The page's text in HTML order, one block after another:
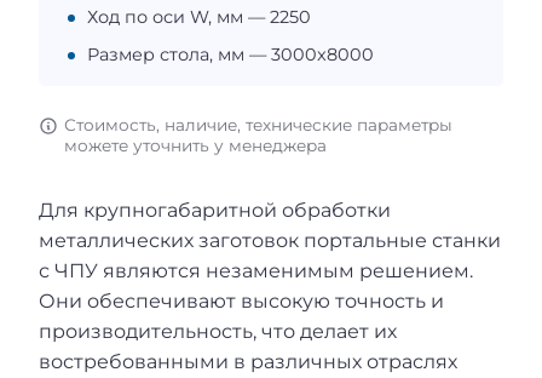
Ход по оси W, мм — 2250
Размер стола, мм — 3000x8000
Стоимость, наличие, технические параметры
можете уточнить у менеджера
Для крупногабаритной обработки
металлических заготовок портальные станки
с ЧПУ являются незаменимым решением.
Они обеспечивают высокую точность и
производительность, что делает их
востребованными в различных отраслях